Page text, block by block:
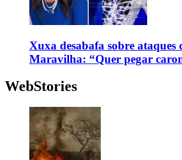
Xuxa desabafa sobre ataques
Maravilha: “Quer pegar
WebStories